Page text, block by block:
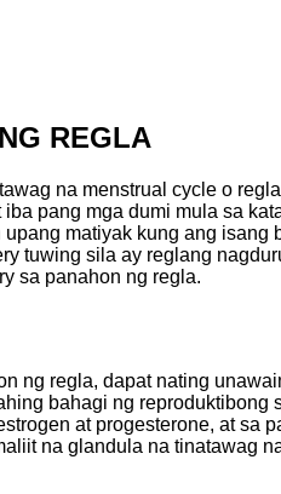
REGLA
na menstrual cycle o
pang mga dumi mula sa
matiyak kung ang isang
tuwing sila ay reglang
sa panahon ng regla.
ng regla, dapat nating
bahagi ng reproduktibong
at progesterone, at sa
na glandula na tinatawag